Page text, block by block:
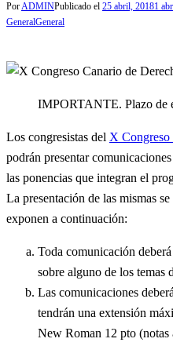
PorADMINPublicado el 25 abril, 20181
GeneralGeneral
IMPORTANTE. Plazo de
Los congresistas del X
podrán presentar
las ponencias que integran el
La presentación de las mismas
exponen a continuación:
Toda comunicación
sobre alguno de los temas
Las comunicaciones
tendrán una extensión
New Roman 12 pto